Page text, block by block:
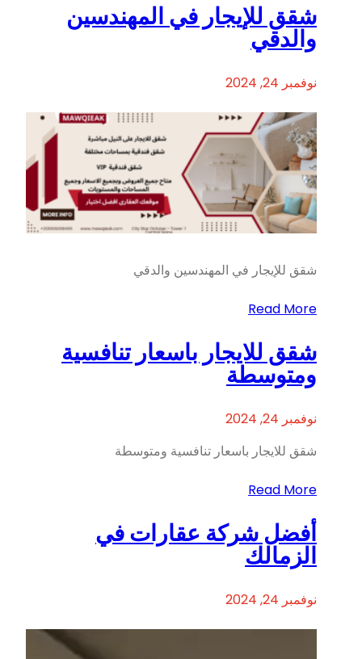
شقق للإيجار في المهندسين
والدقي
نوفمبر 24, 2024
شقق للإيجار في المهندسين والدقي
Read More
شقق للايجار باسعار تنافسية
ومتوسطة
نوفمبر 24, 2024
شقق للايجار باسعار تنافسية ومتوسطة
Read More
أفضل شركة عقارات في
الزمالك
نوفمبر 24, 2024